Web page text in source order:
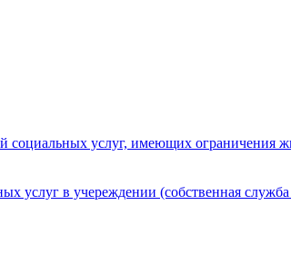
услуг, имеющих ограничения
услуг в учереждении (собственная